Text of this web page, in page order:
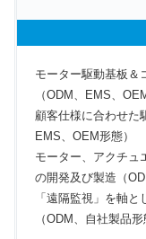
モーター駆動基板＆
（ODM、EMS、
顧客仕様に合わせた
EMS、OEM形態）
モーター、アクチュ
の開発及び製造（
「遠隔監視」を軸
（ODM、自社製品形